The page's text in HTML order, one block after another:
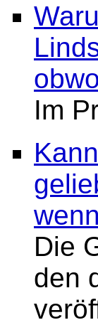
Im
Die
den